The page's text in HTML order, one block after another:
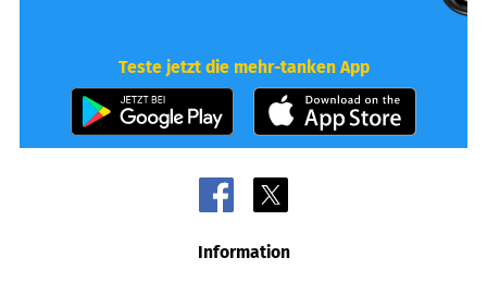
Teste jetzt die mehr-tanken App
Information